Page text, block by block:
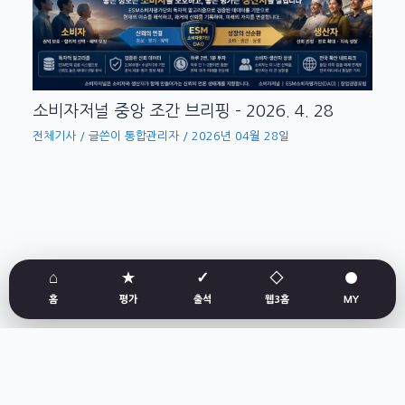
소비자저널 중앙 조간 브리핑 – 2026. 4. 28
전체기사 / 글쓴이통합관리자 / 2026년 04월 28일
⌂
홈
★
평가
✓
출석
◇
웹3홈
●
MY